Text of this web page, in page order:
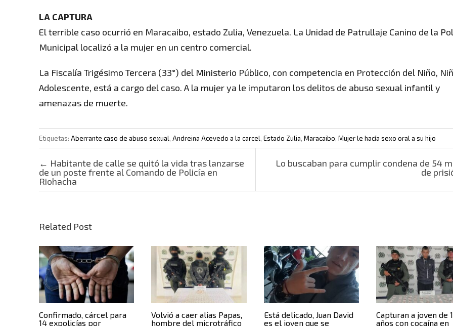
LA CAPTURA
El terrible caso ocurrió en Maracaibo, estado Zulia, Venezuela. La Unidad de Patrullaje Canino de la
Municipal localizó a la mujer en un centro comercial.
La Fiscalía Trigésimo Tercera (33°) del Ministerio Público, con competencia en Protección del Niño,
Adolescente, está a cargo del caso. A la mujer ya le imputaron los delitos de abuso sexual infantil y
amenazas de muerte.
Etiquetas: Aberrante caso de abuso sexual, Andreina Acevedo a la carcel, Estado Zulia, Maracaibo, Mujer le hacía sexo oral a su hijo
Post navigation
← Habitante de calle se quitó la vida tras lanzarse
de un poste frente al Comando de Policía en
Riohacha
Lo buscaban para cumplir condena de 54
de
Related Post
Confirmado, cárcel para
14 expolicías por
Volvió a caer alias Papas,
hombre del microtráfico
Está delicado, Juan David
es el joven que se
Capturan a joven de
años con cocaína en